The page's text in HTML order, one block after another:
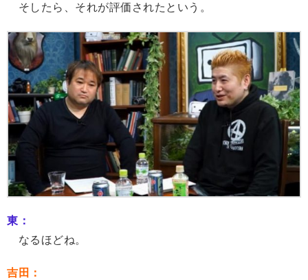
そしたら、それが評価されたという。
東：
なるほどね。
吉田：